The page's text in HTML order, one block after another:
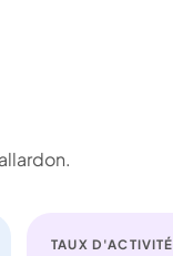
TAUX D'ACTIVITÉ